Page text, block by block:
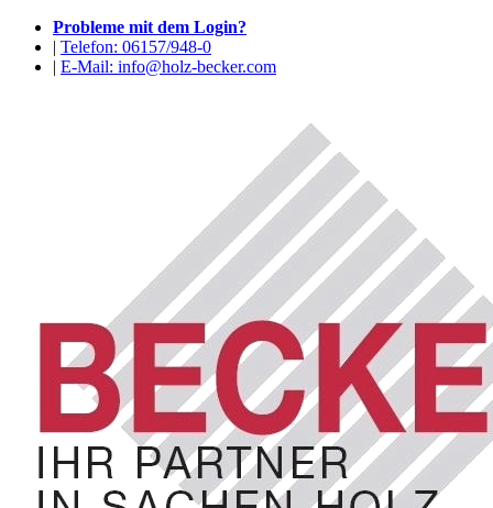
Probleme mit dem Login?
| Telefon: 06157/948-0
| E-Mail: info@holz-becker.com